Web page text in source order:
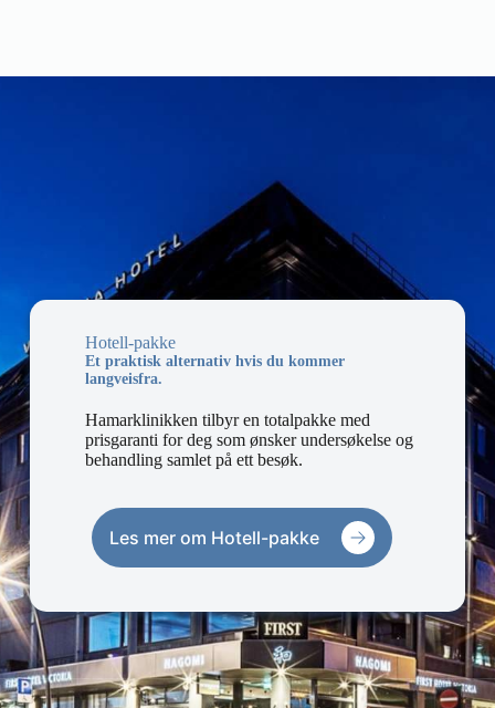
Hotell-pakke
Et praktisk alternativ hvis du kommer
langveisfra.
Hamarklinikken tilbyr en totalpakke med
prisgaranti for deg som ønsker undersøkelse og
behandling samlet på ett besøk.
Les mer om Hotell-pakke